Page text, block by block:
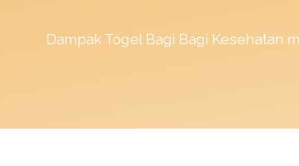
Dampak TogelBagi Bagi Kesehatan